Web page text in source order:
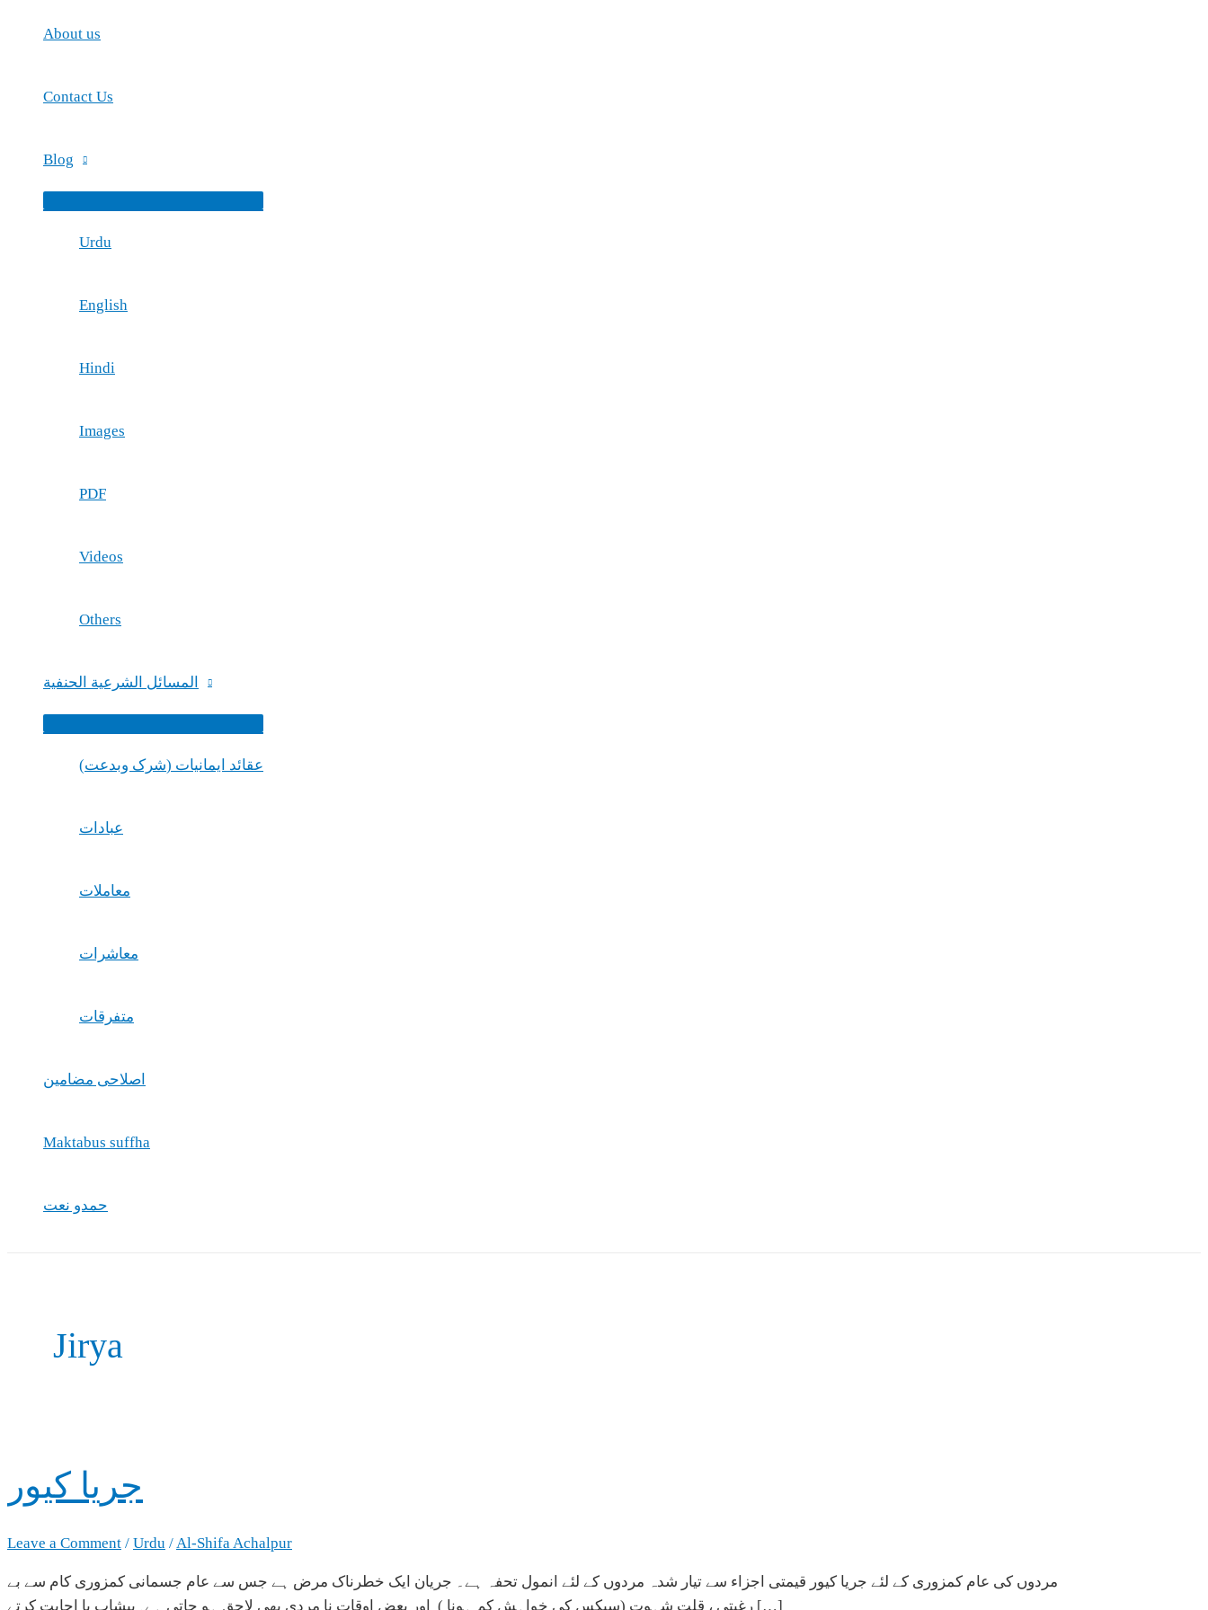
About us
Contact Us
Blog
Urdu
English
Hindi
Images
PDF
Videos
Others
المسائل الشرعیة الحنفية
(شرک وبدعت) عقائد ایمانیات
عبادات
معاملات
معاشرات
متفرقات
اصلاحی مضامین
Maktabus suffha
حمدو نعت
Jirya
جريا كيور
Leave a Comment / Urdu /Al-Shifa Achalpur
مردوں کی عام کمزوری کے لئے جریا کیور قیمتی اجزاء سے تیار شدہ مردوں کے لئے انمول تحفہ ہے۔ جریان ایک خطرناک مرض ہے جس سے عام جسمانی کمزوری کام سے بے
رغبتی ، قلت شہوت (سیکس کی خواہش کم ہونا ) اور بعض اوقات نا مردی بھی لاحق ہو جاتی ہے۔پیشاب یا اجابت کرتے […]